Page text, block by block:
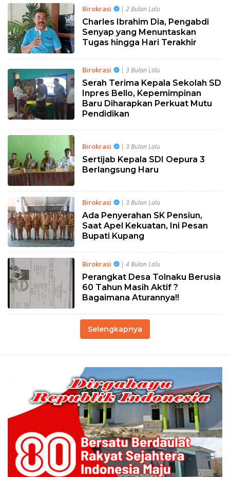
Birokrasi | 2 Bulan Lalu
Charles Ibrahim Dia, Pengabdi
Senyap yang Menuntaskan
Tugas hingga Hari Terakhir
Birokrasi | 3 Bulan Lalu
Serah Terima Kepala Sekolah SD
Inpres Bello, Kepemimpinan
Baru Diharapkan Perkuat Mutu
Pendidikan
Birokrasi | 3 Bulan Lalu
Sertijab Kepala SDI Oepura 3
Berlangsung Haru
Birokrasi | 3 Bulan Lalu
Ada Penyerahan SK Pensiun,
Saat Apel Kekuatan, Ini Pesan
Bupati Kupang
Birokrasi | 4 Bulan Lalu
Perangkat Desa Tolnaku Berusia
60 Tahun Masih Aktif ?
Bagaimana Aturannya!!
Selengkapnya